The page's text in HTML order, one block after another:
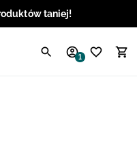
taniej!
1